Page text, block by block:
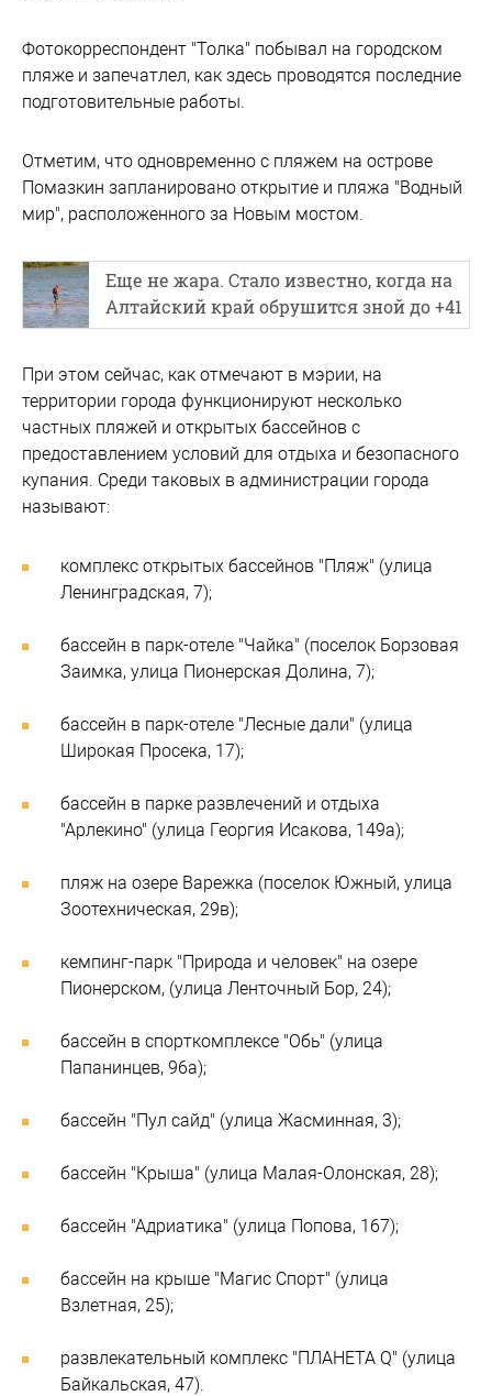
Фотокорреспондент "Толка" побывал на городском
пляже и запечатлел, как здесь проводятся последние
подготовительные работы.
Отметим, что одновременно с пляжем на острове
Помазкин запланировано открытие и пляжа "Водный
мир", расположенного за Новым мостом.
Еще не жара. Стало известно, когда на
Алтайский край обрушится зной до +41
При этом сейчас, как отмечают в мэрии, на
территории города функционируют несколько
частных пляжей и открытых бассейнов с
предоставлением условий для отдыха и безопасного
купания. Среди таковых в администрации города
называют:
комплекс открытых бассейнов "Пляж" (улица
Ленинградская, 7);
бассейн в парк-отеле "Чайка" (поселок Борзовая
Заимка, улица Пионерская Долина, 7);
бассейн в парк-отеле "Лесные дали" (улица
Широкая Просека, 17);
бассейн в парке развлечений и отдыха
"Арлекино" (улица Георгия Исакова, 149а);
пляж на озере Варежка (поселок Южный, улица
Зоотехническая, 29в);
кемпинг-парк "Природа и человек" на озере
Пионерском, (улица Ленточный Бор, 24);
бассейн в спорткомплексе "Обь" (улица
Папанинцев, 96а);
бассейн "Пул сайд" (улица Жасминная, 3);
бассейн "Крыша" (улица Малая-Олонская, 28);
бассейн "Адриатика" (улица Попова, 167);
бассейн на крыше "Магис Спорт" (улица
Взлетная, 25);
развлекательный комплекс "ПЛАНЕТА Q" (улица
Байкальская, 47).